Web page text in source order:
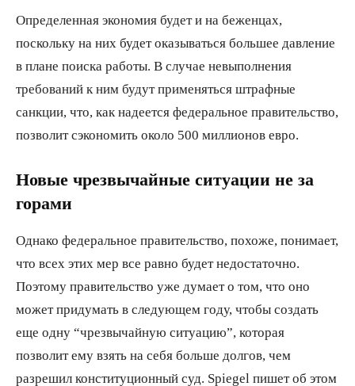
Определенная экономия будет и на беженцах,
поскольку на них будет оказываться большее давление
в плане поиска работы. В случае невыполнения
требований к ним будут применяться штрафные
санкции, что, как надеется федеральное правительство,
позволит сэкономить около 500 миллионов евро.
Новые чрезвычайные ситуации не за
горами
Однако федеральное правительство, похоже, понимает,
что всех этих мер все равно будет недостаточно.
Поэтому правительство уже думает о том, что оно
может придумать в следующем году, чтобы создать
еще одну “чрезвычайную ситуацию”, которая
позволит ему взять на себя больше долгов, чем
разрешил конституционный суд. Spiegel пишет об этом